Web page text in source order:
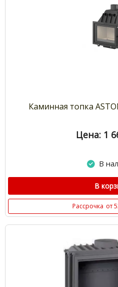
Каминная топка
Цена: 1
В
В
Рассрочка от